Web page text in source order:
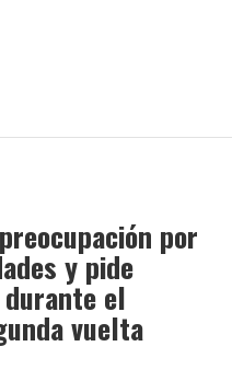
por
y pide
el
vuelta